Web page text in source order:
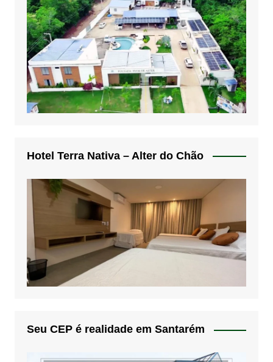
Hotel Terra Nativa – Alter do Chão
Seu CEP é realidade em Santarém